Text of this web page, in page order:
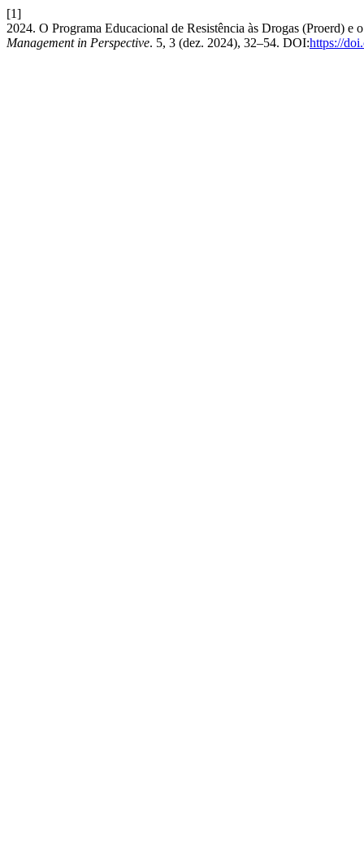
[1]
2024. O Programa Educacional de Resistência às Drogas (Proerd) e
Management in Perspective. 5, 3 (dez. 2024), 32–54. DOI:https://